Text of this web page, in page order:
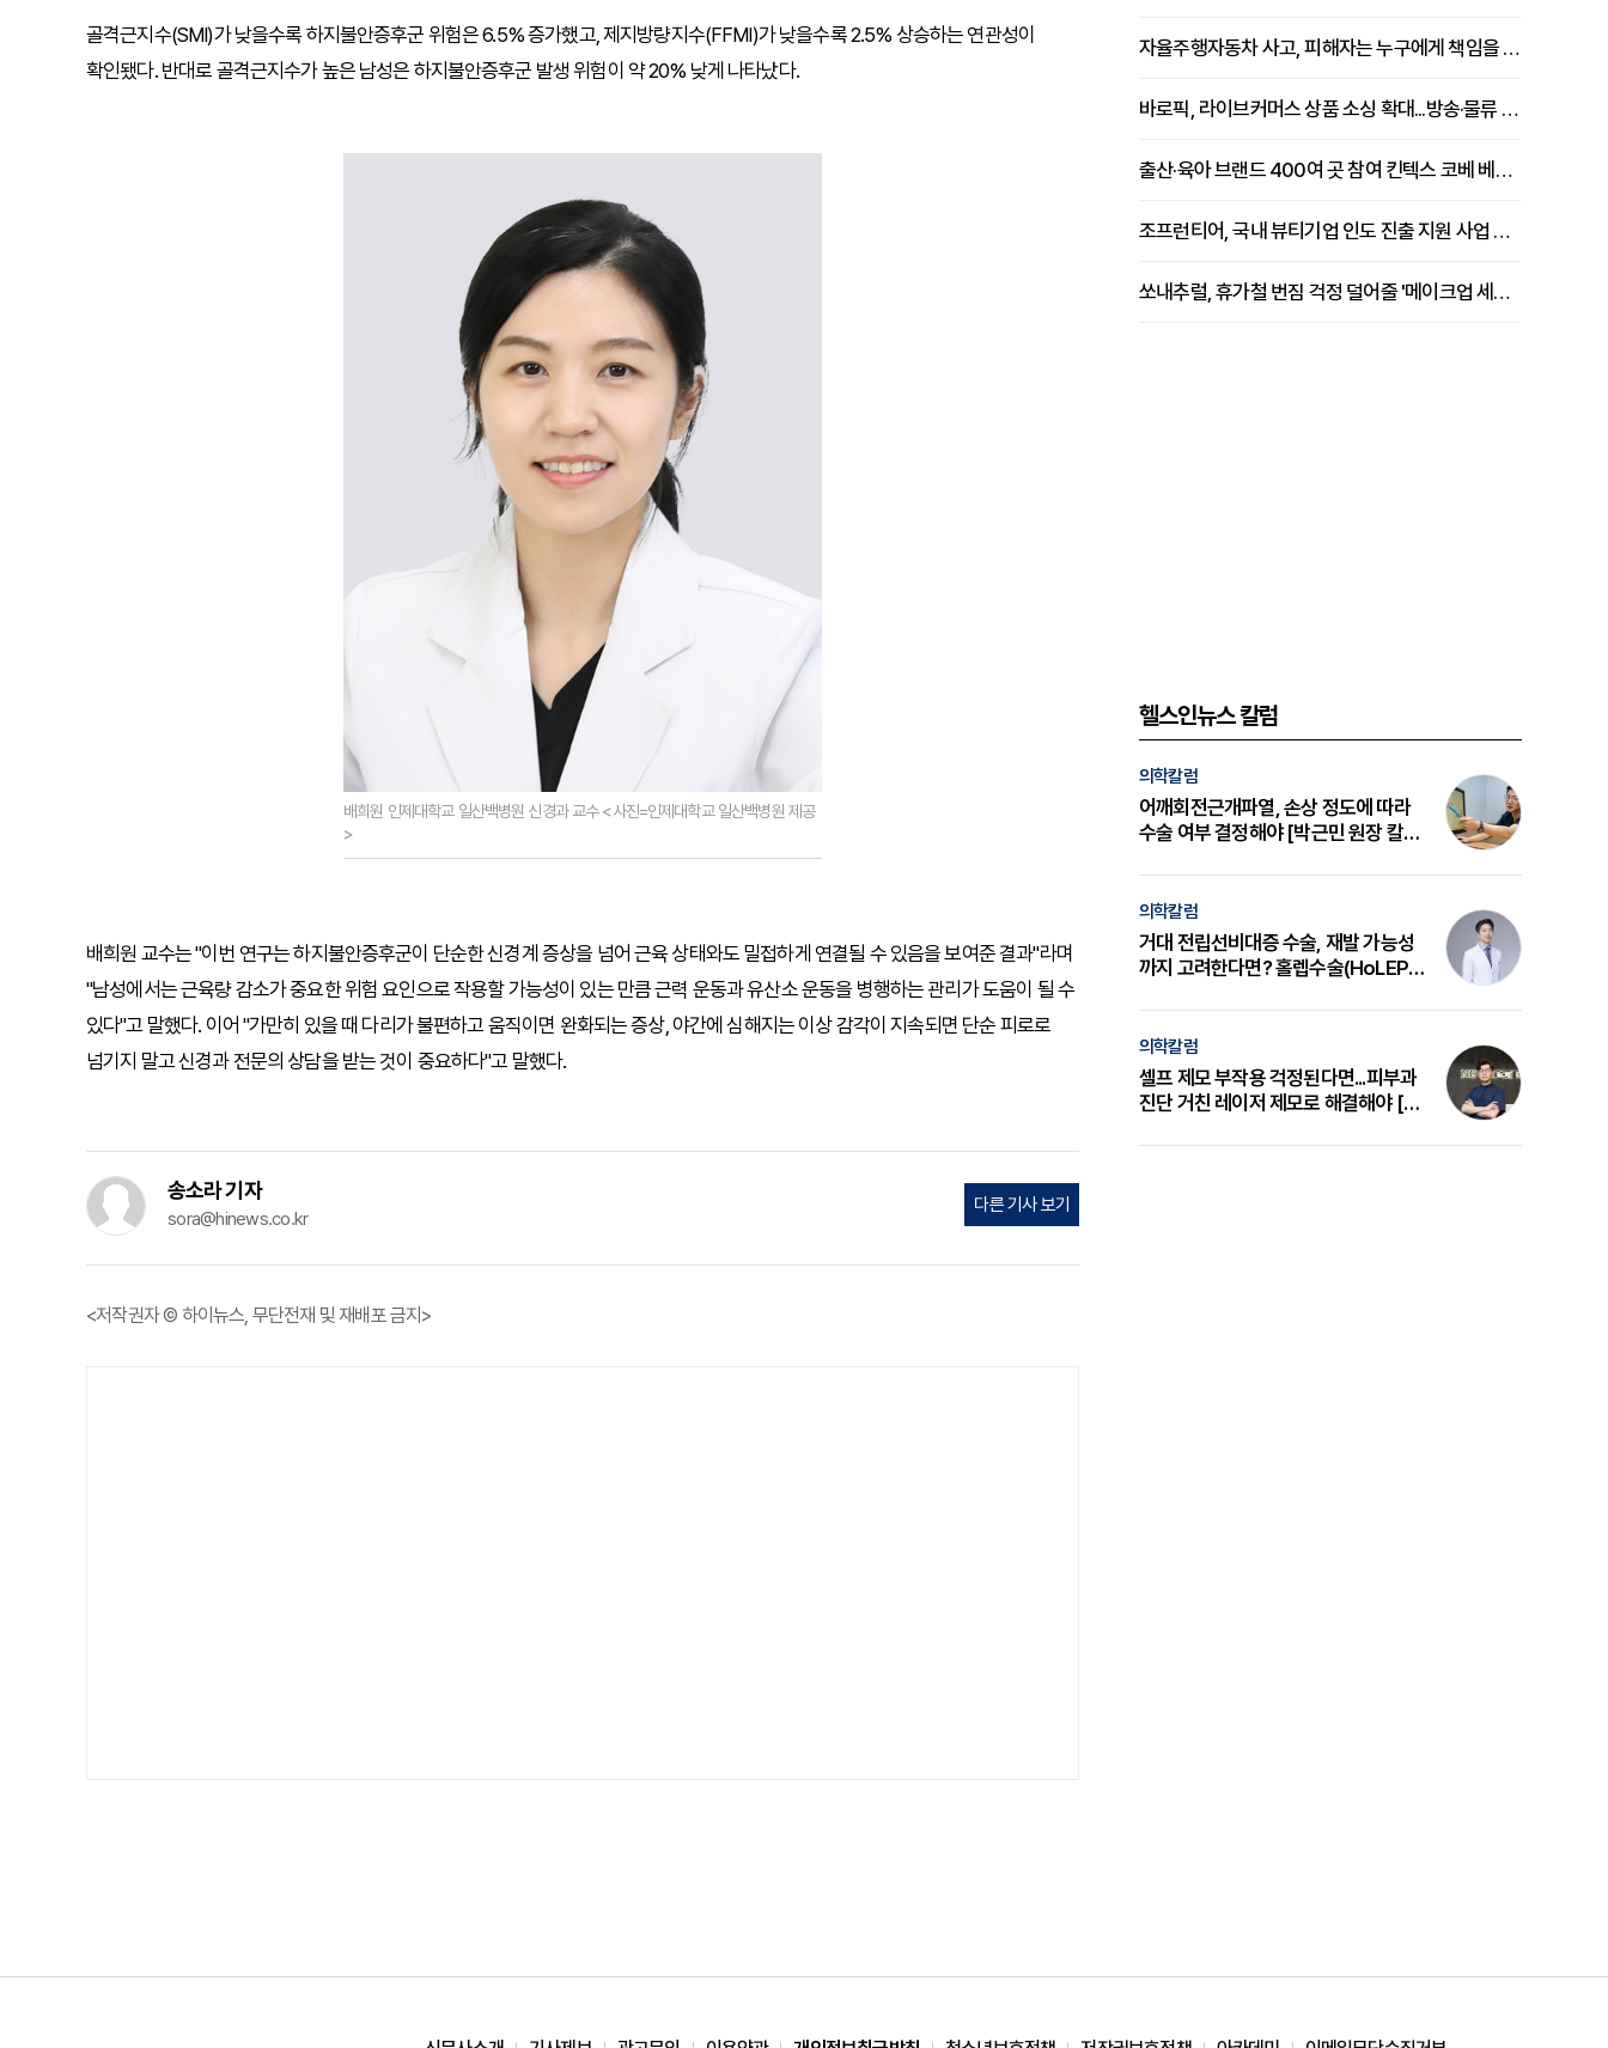
골격근지수(SMI)가 낮을수록 하지불안증후군 위험은 6.5% 증가했고, 제지방량지수(FFMI)가 낮을수록 2.5% 상승하는 연관성이
확인됐다. 반대로 골격근지수가 높은 남성은 하지불안증후군 발생 위험이 약 20% 낮게 나타났다.
배희원 인제대학교 일산백병원 신경과 교수 <사진=인제대학교 일산백병원 제공
>
배희원 교수는 "이번 연구는 하지불안증후군이 단순한 신경계 증상을 넘어 근육 상태와도 밀접하게 연결될 수 있음을 보여준 결과"라며
"남성에서는 근육량 감소가 중요한 위험 요인으로 작용할 가능성이 있는 만큼 근력 운동과 유산소 운동을 병행하는 관리가 도움이 될 수
있다"고 말했다. 이어 "가만히 있을 때 다리가 불편하고 움직이면 완화되는 증상, 야간에 심해지는 이상 감각이 지속되면 단순 피로로
넘기지 말고 신경과 전문의 상담을 받는 것이 중요하다"고 말했다.
송소라 기자
sora@hinews.co.kr
다른 기사 보기
<저작권자 © 하이뉴스, 무단전재 및 재배포 금지>
자율주행자동차 사고, 피해자는 누구에게 책임을 물을 수 있을까
바로픽, 라이브커머스 상품 소싱 확대...방송·물류 원스톱 지원 강화
출산·육아 브랜드 400여 곳 참여 킨텍스 코베 베이비페어 개막
조프런티어, 국내 뷰티기업 인도 진출 지원 사업 추진
쏘내추럴, 휴가철 번짐 걱정 덜어줄 '메이크업 세팅 멀티 매직 실러' 제안
헬스인뉴스 칼럼
의학칼럼
어깨회전근개파열, 손상 정도에 따라
수술 여부 결정해야 [박근민 원장 칼
의학칼럼
거대 전립선비대증 수술, 재발 가능성
까지 고려한다면? 홀렙수술(HoLEP)
의학칼럼
셀프 제모 부작용 걱정된다면...피부과
진단 거친 레이저 제모로 해결해야 [변